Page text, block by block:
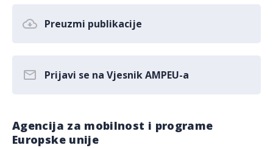
Preuzmi publikacije
Prijavi se na Vjesnik AMPEU-a
Agencija za mobilnost i programe
Europske unije